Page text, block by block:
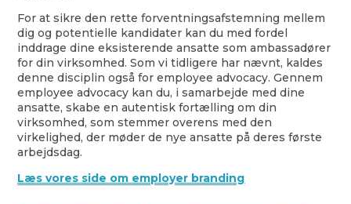
For at sikre den rette forventningsafstemning mellem
dig og potentielle kandidater kan du med fordel
inddrage dine eksisterende ansatte som ambassadører
for din virksomhed. Som vi tidligere har nævnt, kaldes
denne disciplin også for employee advocacy. Gennem
employee advocacy kan du, i samarbejde med dine
ansatte, skabe en autentisk fortælling om din
virksomhed, som stemmer overens med den
virkelighed, der møder de nye ansatte på deres første
arbejdsdag.
Læs vores side om employer branding